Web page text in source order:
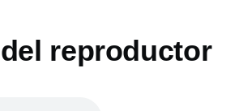
reproductor